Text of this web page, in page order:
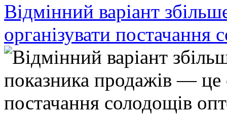
Відмінний варіант
організувати постачання